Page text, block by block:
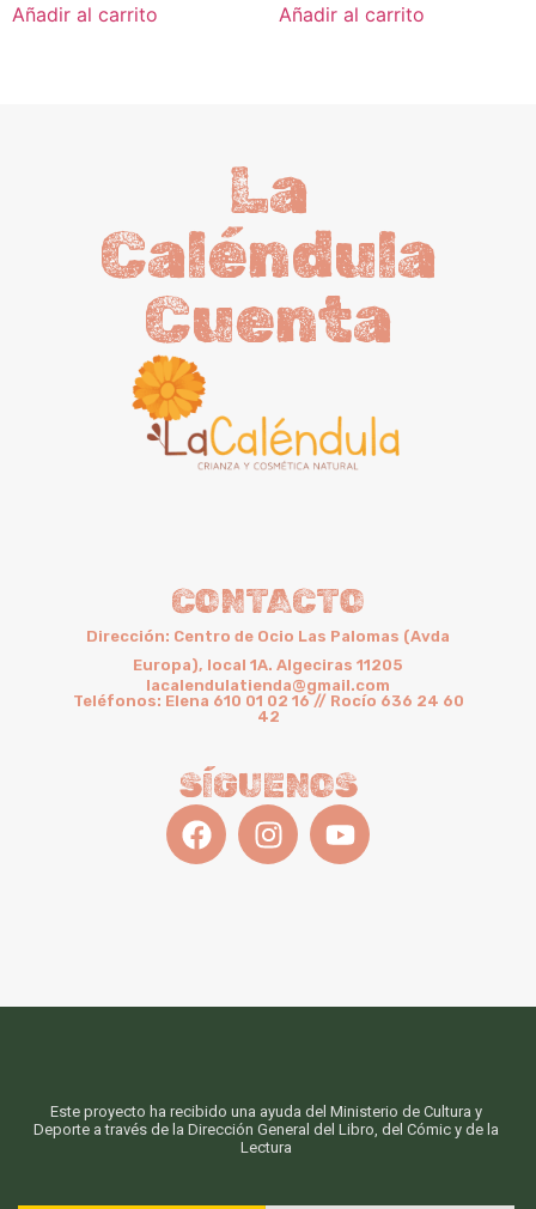
Añadir al carrito Añadir al carrito
La
Caléndula
Cuenta
CONTACTO
Dirección: Centro de Ocio Las Palomas (Avda
Europa), local 1A. Algeciras 11205
lacalendulatienda@gmail.com
Teléfonos: Elena 610 01 02 16 // Rocío 636 24 60
42
SÍGUENOS
Este proyecto ha recibido una ayuda del Ministerio de Cultura y
Deporte a través de la Dirección General del Libro, del Cómic y de la
Lectura